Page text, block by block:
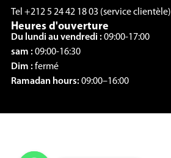
Tel +212 5 24 42 18 03 (service clientèle)
Heures d'ouverture
Du lundi au vendredi :09:00-17:00
sam :09:00-16:30
Dim :fermé
Ramadan hours:09:00–16:00